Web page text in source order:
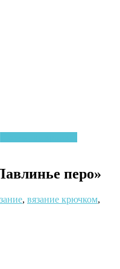
перо»
, вязание крючком,